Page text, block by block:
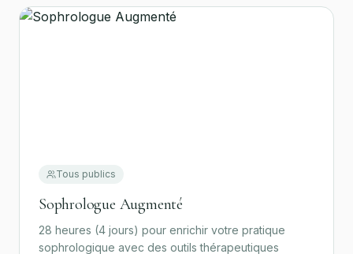
Tous publics
Sophrologue Augmenté
28 heures (4 jours) pour enrichir votre pratique
sophrologique avec des outils thérapeutiques